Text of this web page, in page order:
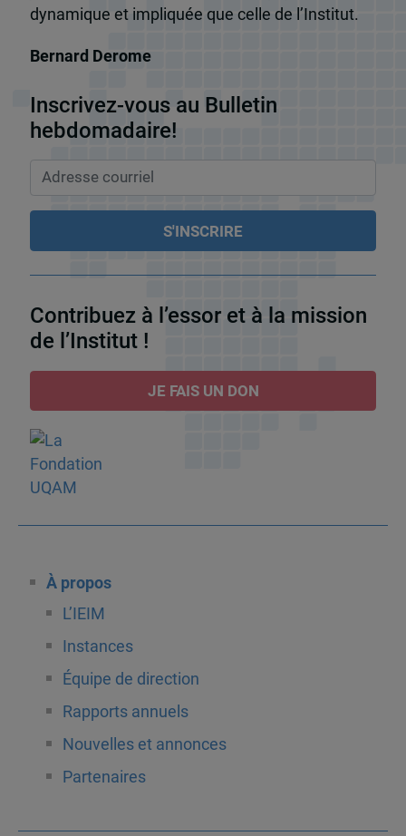
dynamique et impliquée que celle de l’Institut.
Bernard Derome
Inscrivez-vous au Bulletin
hebdomadaire!
Contribuez à l’essor et à la mission
de l’Institut !
JE FAIS UN DON
À propos
L’IEIM
Instances
Équipe de direction
Rapports annuels
Nouvelles et annonces
Partenaires